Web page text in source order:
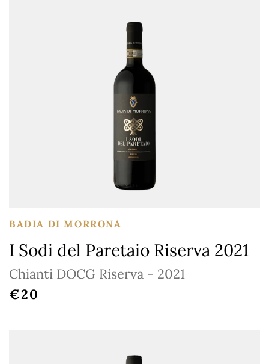
BADIA DI MORRONA
I Sodi del Paretaio Riserva 2021
Chianti DOCG Riserva - 2021
REGULAR PRICE
€20